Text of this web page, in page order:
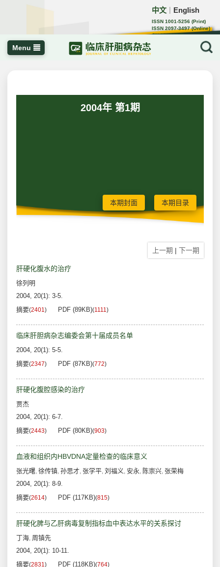
中文 English
ISSN 1001-5256 (Print)
ISSN 2097-3497 (Online)
CN 22-1108/R
Menu
2004年 第1期
本期封面 本期目录
上一期 | 下一期
肝硬化腹水的治疗
徐列明
2004, 20(1): 3-5.
摘要(2401) PDF (89KB)(1111)
临床肝胆病杂志编委会第十届成员名单
2004, 20(1): 5-5.
摘要(2347) PDF (87KB)(772)
肝硬化腹腔感染的治疗
贾杰
2004, 20(1): 6-7.
摘要(2443) PDF (80KB)(903)
血液和组织内HBVDNA定量检查的临床意义
张光曙, 徐传镇, 孙思才, 张学平, 刘福义, 安永, 陈崇兴, 张荣梅
2004, 20(1): 8-9.
摘要(2614) PDF (117KB)(815)
肝硬化脾与乙肝病毒复制指标血中表达水平的关系探讨
丁海, 周镇先
2004, 20(1): 10-11.
摘要(2831) PDF (118KB)(764)